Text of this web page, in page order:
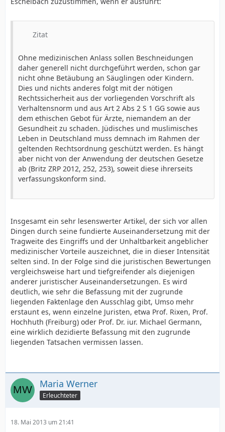
Zitat
Ohne medizinischen Anlass sollen Beschneidungen
daher generell nicht durchgeführt werden, schon gar
nicht ohne Betäubung an Säuglingen oder Kindern.
Dies und nichts anderes folgt mit der nötigen
Rechtssicherheit aus der vorliegenden Vorschrift als
Verhaltensnorm und aus Art 2 Abs 2 S 1 GG sowie aus
dem ethischen Gebot für Ärzte, niemandem an der
Gesundheit zu schaden. Jüdisches und muslimisches
Leben in Deutschland muss demnach im Rahmen der
geltenden Rechtsordnung geschützt werden. Es hängt
aber nicht von der Anwendung der deutschen Gesetze
ab (Britz ZRP 2012, 252, 253), soweit diese ihrerseits
verfassungskonform sind.
Insgesamt ein sehr lesenswerter Artikel, der sich vor allen
Dingen durch seine fundierte Auseinandersetzung mit der
Tragweite des Eingriffs und der Unhaltbarkeit angeblicher
medizinischer Vorteile auszeichnet, die in dieser Intensität
selten sind. In der Folge sind die juristischen Bewertungen
vergleichsweise hart und tiefgreifender als diejenigen
anderer juristischer Auseinandersetzungen. Es wird
deutlich, wie sehr die Befassung mit der zugrunde
liegenden Faktenlage den Ausschlag gibt, Umso mehr
erstaunt es, wenn einzelne Juristen, etwa Prof. Rixen, Prof.
Hochhuth (Freiburg) oder Prof. Dr. iur. Michael Germann,
eine wirklich dezidierte Befassung mit den zugrunde
liegenden Tatsachen vermissen lassen.
Maria Werner
Erleuchteter
18. Mai 2013 um 21:41